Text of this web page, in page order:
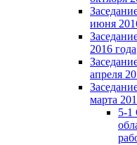
июня
2016 года
апреля
марта
5-1